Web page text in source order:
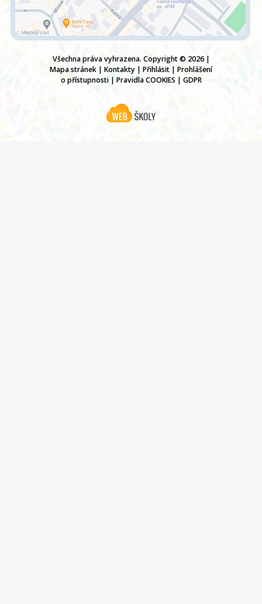
Všechna práva vyhrazena. Copyright © 2026 |
Mapa stránek | Kontakty | Přihlásit | Prohlášení
o přístupnosti| Pravidla COOKIES| GDPR